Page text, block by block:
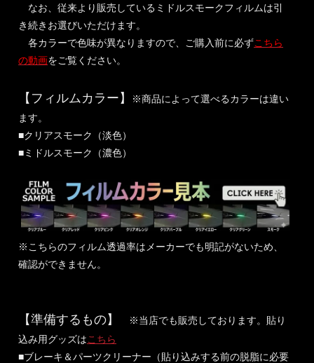
なお、従来より販売しているミドルスモークフィルムは引
き続きお選びいただけます。
各カラーで色味が異なりますので、ご購入前に必ずこちら
の動画をご覧ください。
【フィルムカラー】
※商品によって選べるカラーは違い
ます。
■クリアスモーク（淡色）
■ミドルスモーク（濃色）
※こちらのフィルム透過率はメーカーでも明記がないため、
確認ができません。
【準備するもの】
※当店でも販売しております。貼り
込み用グッズはこちら
■ブレーキ＆パーツクリーナー（貼り込みする前の脱脂に必要